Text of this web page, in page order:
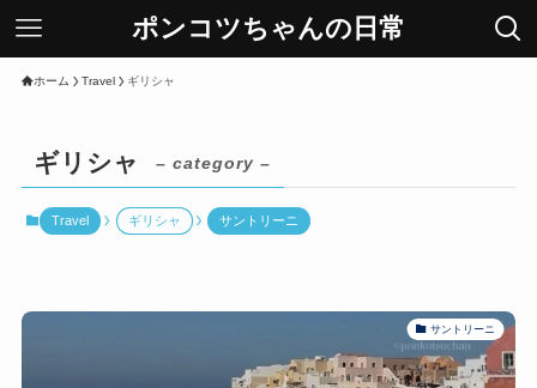
ポンコツちゃんの日常
ホーム Travel ギリシャ
ギリシャ – category –
Travel ギリシャ サントリーニ
サントリーニ